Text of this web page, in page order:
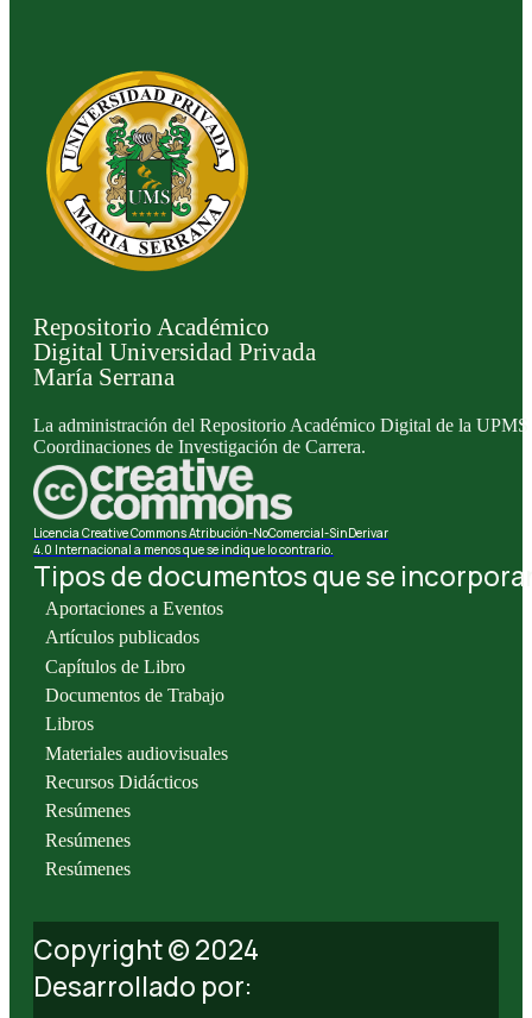
Repositorio Académico
Digital Universidad Privada
María Serrana
La administración del Repositorio Académico Digital de la
Coordinaciones de Investigación de Carrera.
Licencia Creative Commons Atribución-NoComercial-SinDerivar
4.0 Internacional a menos que se indique lo contrario.
Tipos de documentos que se
Aportaciones a Eventos
Artículos publicados
Capítulos de Libro
Documentos de Trabajo
Libros
Materiales audiovisuales
Recursos Didácticos
Resúmenes
Resúmenes
Resúmenes
Copyright © 2024
Desarrollado por: